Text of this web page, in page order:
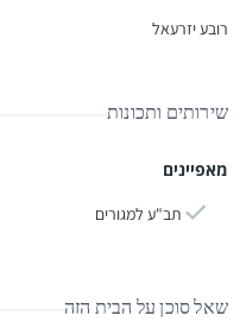
רובע יזרעאל
שירותים ותכונות
מאפיינים
תב"ע למגורים
שאל סוכן על הבית הזה